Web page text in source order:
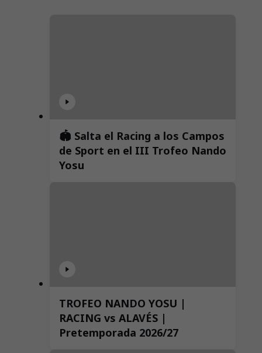
🏟️ Salta el Racing a los Campos
de Sport en el III Trofeo Nando
Yosu
TROFEO NANDO YOSU |
RACING vs ALAVÉS |
Pretemporada 2026/27